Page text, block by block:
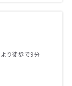
り徒歩で9分